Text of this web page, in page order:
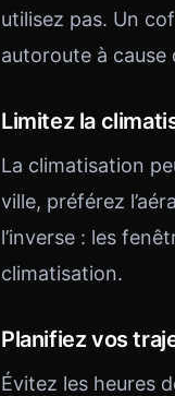
utilisez pas. Un
autoroute à cause
Limitez la
La climatisation
ville, préférez
l’inverse : les
climatisation.
Planifiez vos
Évitez les heures